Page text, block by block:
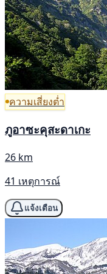
ความเสี่ยงต่ำ
ภูอาซะคุสะดาเกะ
26 km
41 เหตุการณ์
แจ้งเตือน